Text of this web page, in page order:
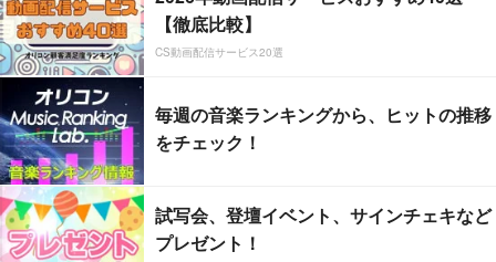
【徹底比較】
CS動画配信サービス20選
毎週の音楽ランキングから、ヒットの推移
をチェック！
試写会、登壇イベント、サインチェキなど
プレゼント！